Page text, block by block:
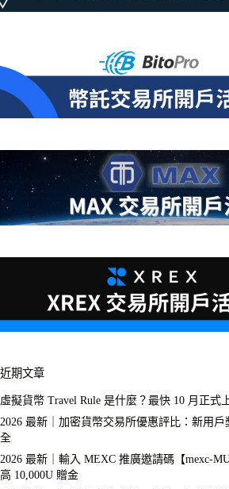
近期文章
虛擬貨幣 Travel Rule 是什麼？最快 10 月正式
2026 最新｜加密貨幣交易所優惠評比：新用
全
2026 最新｜輸入 MEXC 推廣邀請碼【mexc-
高 10,000U 贈金